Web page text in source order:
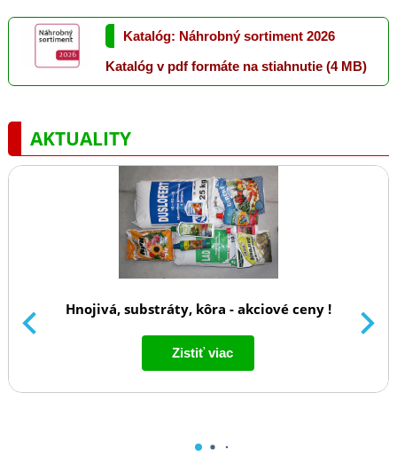
Katalóg: Náhrobný sortiment 2026
Katalóg v pdf formáte na stiahnutie (4 MB)
AKTUALITY
Hnojivá, substráty, kôra - akciové ceny !
Zistiť viac